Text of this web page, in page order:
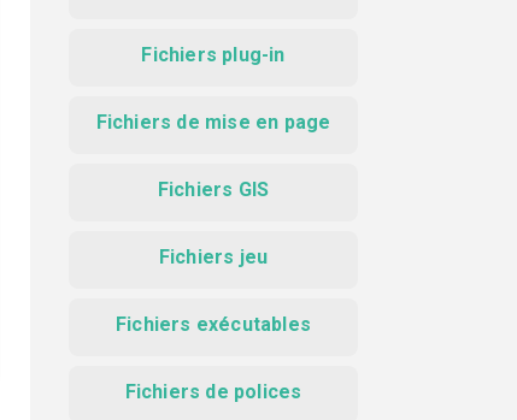
Fichiers plug-in
Fichiers de mise en page
Fichiers GIS
Fichiers jeu
Fichiers exécutables
Fichiers de polices